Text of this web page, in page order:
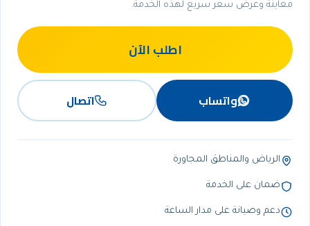
معاينة وعرض سعر سريع لهذه الخدمة.
اطلب الآن
واتساب اتصال
الرياض والمناطق المجاورة
ضمان على الخدمة
دعم وصيانة على مدار الساعة